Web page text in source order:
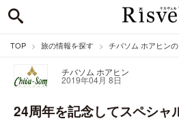
TOP 旅の情報を探す チバソム ホアヒン
チバソム ホアヒン
2019年04月 8日
24周年を記念してスペシャ